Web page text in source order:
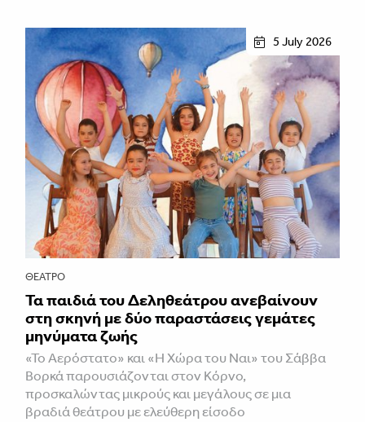
5 July 2026
ΘΈΑΤΡΟ
Τα παιδιά του Δεληθεάτρου ανεβαίνουν
στη σκηνή με δύο παραστάσεις γεμάτες
μηνύματα ζωής
«Το Αερόστατο» και «Η Χώρα του Ναι» του Σάββα
Βορκά παρουσιάζονται στον Κόρνο,
προσκαλώντας μικρούς και μεγάλους σε μια
βραδιά θεάτρου με ελεύθερη είσοδο